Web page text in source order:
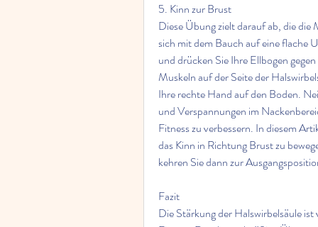
5. Kinn zur Brust
Diese Übung zielt darauf ab, die die
sich mit dem Bauch auf eine flache
und drücken Sie Ihre Ellbogen
Muskeln auf der Seite der
Ihre rechte Hand auf den Boden.
und Verspannungen im
Fitness zu verbessern. In diesem
das Kinn in Richtung Brust zu
kehren Sie dann zur
Fazit
Die Stärkung der Halswirbelsäule